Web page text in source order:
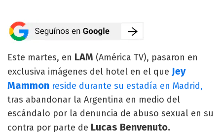
Este martes, en LAM (América TV), pasaron en
exclusiva imágenes del hotel en el que Jey
Mammon reside durante su estadía en Madrid,
tras abandonar la Argentina en medio del
escándalo por la denuncia de abuso sexual en su
contra por parte de Lucas Benvenuto.